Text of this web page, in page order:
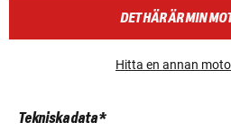
DET HÄR ÄR MIN
Hitta en annan
Tekniska data *